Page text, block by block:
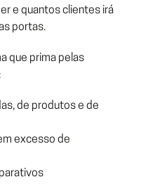
e quantos clientes irá
portas.
que prima pelas
de produtos e de
excesso de